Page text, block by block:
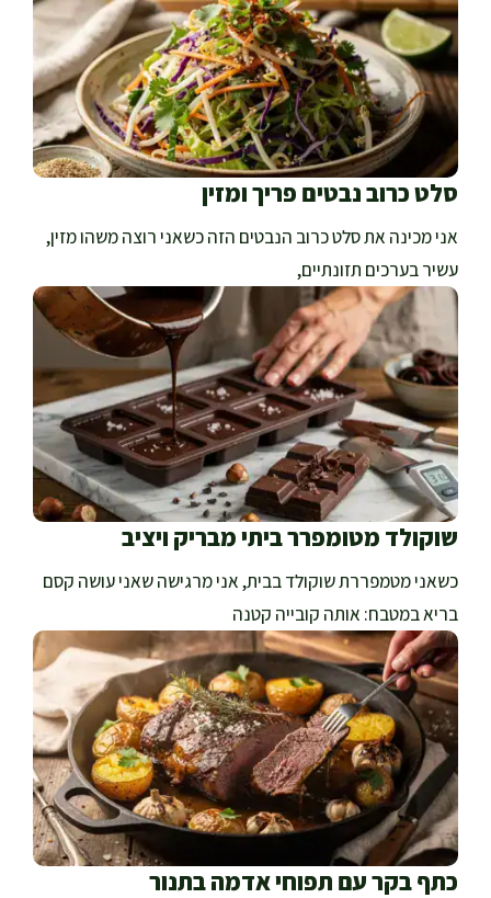
סלט כרוב נבטים פריך ומזין
אני מכינה את סלט כרוב הנבטים הזה כשאני רוצה משהו מזין,
עשיר בערכים תזונתיים,
שוקולד מטומפרר ביתי מבריק ויציב
כשאני מטמפררת שוקולד בבית, אני מרגישה שאני עושה קסם
בריא במטבח: אותה קובייה קטנה
כתף בקר עם תפוחי אדמה בתנור